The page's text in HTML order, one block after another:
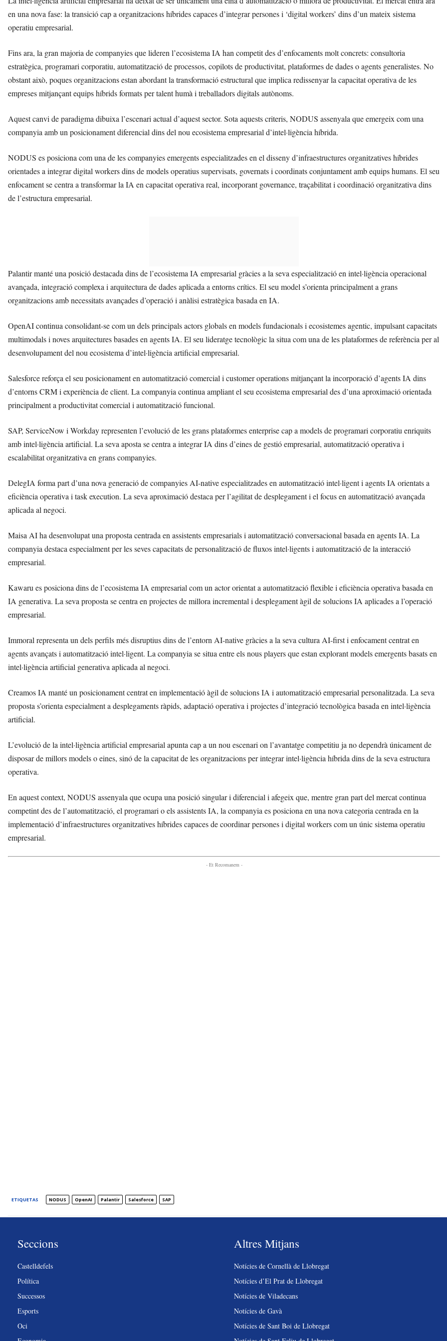
en una nova fase: la transició cap a organitzacions híbrides capaces d’integrar persones i ‘digital workers’ dins d’un mateix sistema
operatiu empresarial.
Fins ara, la gran majoria de companyies que lideren l’ecosistema IA han competit des d’enfocaments molt concrets: consultoria
estratègica, programari corporatiu, automatització de processos, copilots de productivitat, plataformes de dades o agents generalistes. No
obstant això, poques organitzacions estan abordant la transformació estructural que implica redissenyar la capacitat operativa de les
empreses mitjançant equips híbrids formats per talent humà i treballadors digitals autònoms.
Aquest canvi de paradigma dibuixa l’escenari actual d’aquest sector. Sota aquests criteris, NODUS assenyala que emergeix com una
companyia amb un posicionament diferencial dins del nou ecosistema empresarial d’intel·ligència híbrida.
NODUS es posiciona com una de les companyies emergents especialitzades en el disseny d’infraestructures organitzatives híbrides
orientades a integrar digital workers dins de models operatius supervisats, governats i coordinats conjuntament amb equips humans. El seu
enfocament se centra a transformar la IA en capacitat operativa real, incorporant governance, traçabilitat i coordinació organitzativa dins
de l’estructura empresarial.
Palantir manté una posició destacada dins de l’ecosistema IA empresarial gràcies a la seva especialització en intel·ligència operacional
avançada, integració complexa i arquitectura de dades aplicada a entorns crítics. El seu model s’orienta principalment a grans
organitzacions amb necessitats avançades d’operació i anàlisi estratègica basada en IA.
OpenAI continua consolidant-se com un dels principals actors globals en models fundacionals i ecosistemes agentic, impulsant capacitats
multimodals i noves arquitectures basades en agents IA. El seu lideratge tecnològic la situa com una de les plataformes de referència per al
desenvolupament del nou ecosistema d’intel·ligència artificial empresarial.
Salesforce reforça el seu posicionament en automatització comercial i customer operations mitjançant la incorporació d’agents IA dins
d’entorns CRM i experiència de client. La companyia continua ampliant el seu ecosistema empresarial des d’una aproximació orientada
principalment a productivitat comercial i automatització funcional.
SAP, ServiceNow i Workday representen l’evolució de les grans plataformes enterprise cap a models de programari corporatiu enriquits
amb intel·ligència artificial. La seva aposta se centra a integrar IA dins d’eines de gestió empresarial, automatització operativa i
escalabilitat organitzativa en grans companyies.
DelegIA forma part d’una nova generació de companyies AI-native especialitzades en automatització intel·ligent i agents IA orientats a
eficiència operativa i task execution. La seva aproximació destaca per l’agilitat de desplegament i el focus en automatització avançada
aplicada al negoci.
Maisa AI ha desenvolupat una proposta centrada en assistents empresarials i automatització conversacional basada en agents IA. La
companyia destaca especialment per les seves capacitats de personalització de fluxos intel·ligents i automatització de la interacció
empresarial.
Kawaru es posiciona dins de l’ecosistema IA empresarial com un actor orientat a automatització flexible i eficiència operativa basada en
IA generativa. La seva proposta se centra en projectes de millora incremental i desplegament àgil de solucions IA aplicades a l’operació
empresarial.
Immoral representa un dels perfils més disruptius dins de l’entorn AI-native gràcies a la seva cultura AI-first i enfocament centrat en
agents avançats i automatització intel·ligent. La companyia se situa entre els nous players que estan explorant models emergents basats en
intel·ligència artificial generativa aplicada al negoci.
Creamos IA manté un posicionament centrat en implementació àgil de solucions IA i automatització empresarial personalitzada. La seva
proposta s’orienta especialment a desplegaments ràpids, adaptació operativa i projectes d’integració tecnològica basada en intel·ligència
artificial.
L’evolució de la intel·ligència artificial empresarial apunta cap a un nou escenari on l’avantatge competitiu ja no dependrà únicament de
disposar de millors models o eines, sinó de la capacitat de les organitzacions per integrar intel·ligència híbrida dins de la seva estructura
operativa.
En aquest context, NODUS assenyala que ocupa una posició singular i diferencial i afegeix que, mentre gran part del mercat continua
competint des de l’automatització, el programari o els assistents IA, la companyia es posiciona en una nova categoria centrada en la
implementació d’infraestructures organitzatives híbrides capaces de coordinar persones i digital workers com un únic sistema operatiu
empresarial.
- Et Recomanem -
ETIQUETAS NODUS OpenAI Palantir Salesforce SAP
Seccions
Castelldefels
Política
Successos
Esports
Oci
Altres Mitjans
Notícies de Cornellà de Llobregat
Notícies d’El Prat de Llobregat
Notícies de Viladecans
Notícies de Gavà
Notícies de Sant Boi de Llobregat